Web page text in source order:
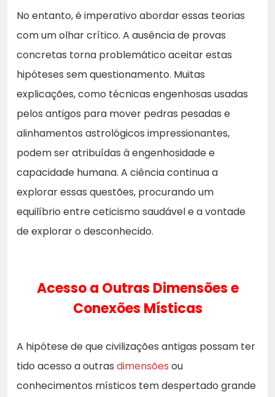
No entanto, é imperativo abordar essas teorias
com um olhar crítico. A ausência de provas
concretas torna problemático aceitar estas
hipóteses sem questionamento. Muitas
explicações, como técnicas engenhosas usadas
pelos antigos para mover pedras pesadas e
alinhamentos astrológicos impressionantes,
podem ser atribuídas à engenhosidade e
capacidade humana. A ciência continua a
explorar essas questões, procurando um
equilíbrio entre ceticismo saudável e a vontade
de explorar o desconhecido.
Acesso a Outras Dimensões e
Conexões Místicas
A hipótese de que civilizações antigas possam ter
tido acesso a outras dimensões ou
conhecimentos místicos tem despertado grande